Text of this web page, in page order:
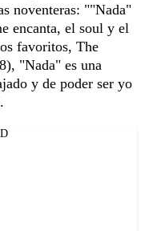
noventeras: ""Nada"
encanta, el soul y el
favoritos, The
"Nada" es una
y de poder ser yo